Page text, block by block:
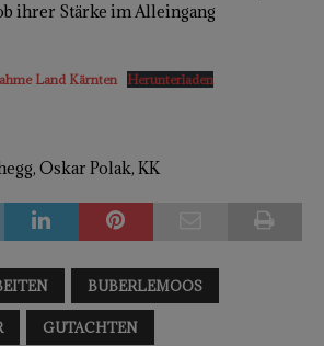
ihrer Stärke im Alleingang
Land Kärnten Herunterladen
Oskar Polak, KK
BUBERLEMOOS
GUTACHTEN